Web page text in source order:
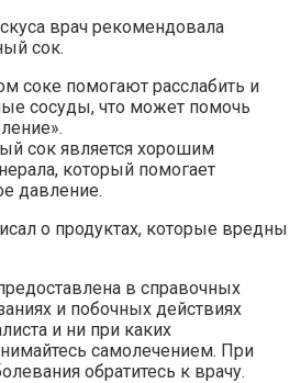
врач рекомендовала
сок.
соке помогают расслабить и
сосуды, что может помочь
сок является хорошим
который помогает
давление.
о продуктах, которые вредны
в справочных
и побочных действиях
и ни при каких
самолечением. При
обратитесь к врачу.